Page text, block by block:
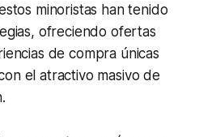
minoristas han tenido
ofreciendo ofertas
de compra únicas
el atractivo masivo de